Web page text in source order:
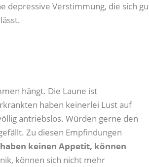
depressive Verstimmung, die sich
hängt. Die Laune ist
haben keinerlei Lust auf
antriebslos. Würden gerne den
Zu diesen Empfindungen
keinen Appetit, können
können sich nicht mehr